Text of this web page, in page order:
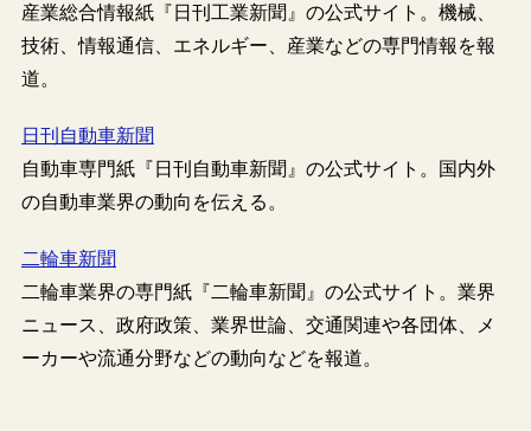
産業総合情報紙『日刊工業新聞』の公式サイト。機械、
技術、情報通信、エネルギー、産業などの専門情報を報
道。
日刊自動車新聞
自動車専門紙『日刊自動車新聞』の公式サイト。国内外
の自動車業界の動向を伝える。
二輪車新聞
二輪車業界の専門紙『二輪車新聞』の公式サイト。業界
ニュース、政府政策、業界世論、交通関連や各団体、メ
ーカーや流通分野などの動向などを報道。